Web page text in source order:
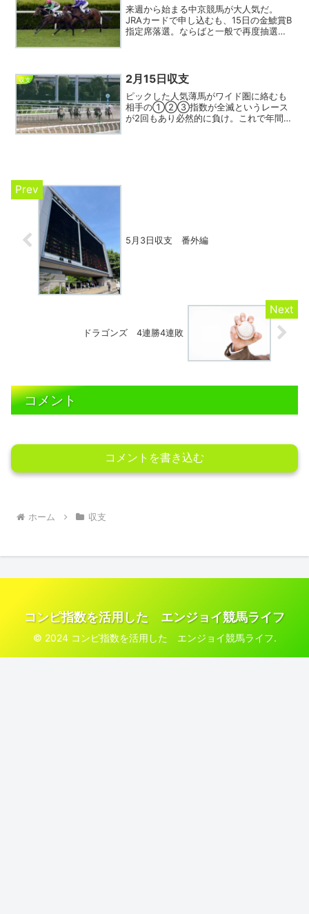
来週から始まる中京競馬が大人気だ。
JRAカードで申し込むも、15日の金鯱賞B
指定席落選。ならばと一般で再度抽選も
た、土曜日分で当選し...
収支 2月15日収支
ピックした人気薄馬がワイド圏に絡むも
相手の①②③指数が全滅というレース
が2回もあり必然的に負け。これで年間収
5月3日収支 番外編
ドラゴンズ 4連勝4連敗
コメント
コメントを書き込む
ホーム 収支
コンピ指数を活用した エンジョイ競馬ライフ
© 2024 コンピ指数を活用した エンジョイ競馬ライフ.